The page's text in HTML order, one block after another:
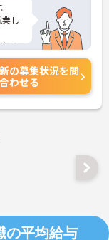
し
との
さの募集状況を問
わせる
の平均給与